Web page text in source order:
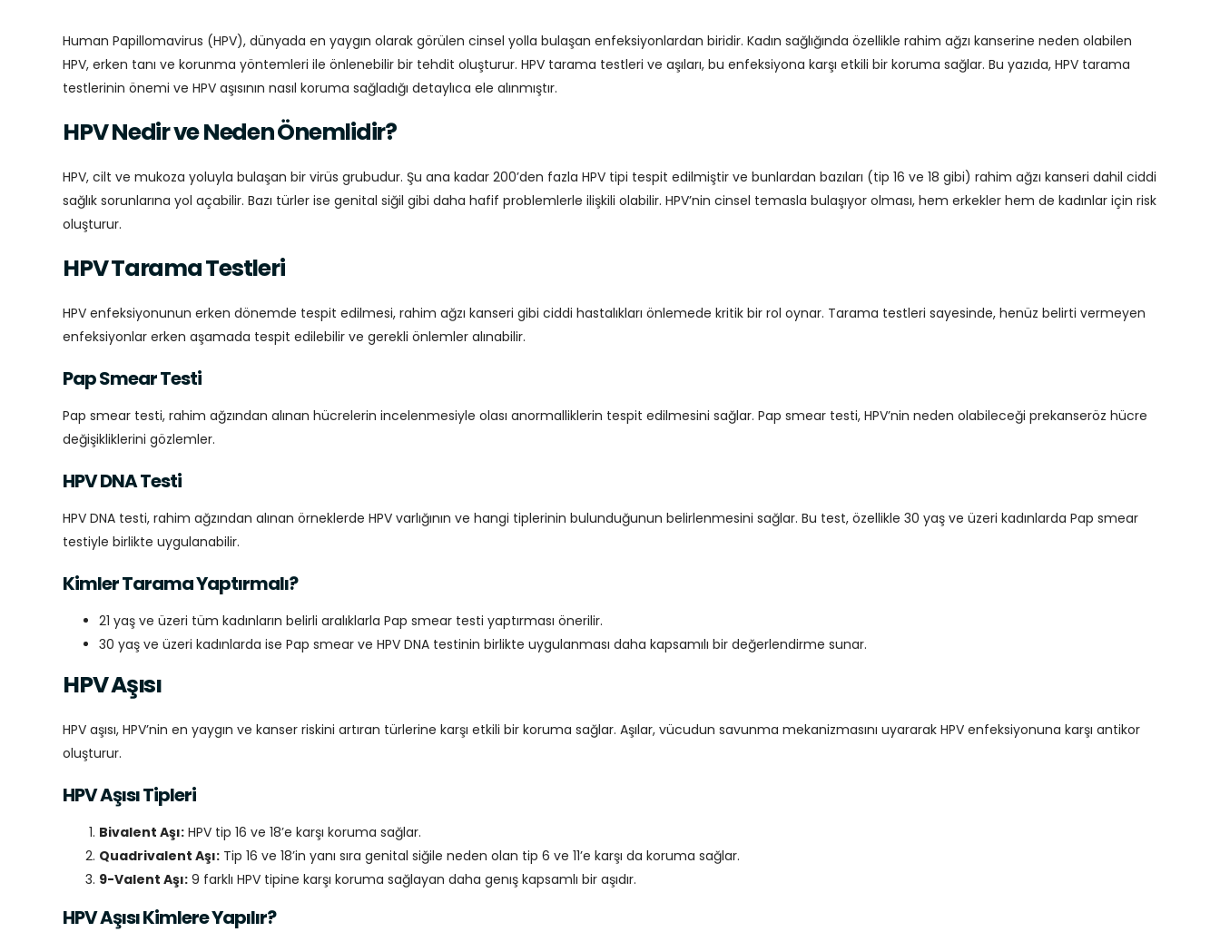
Human Papillomavirus (HPV), dünyada en yaygın olarak görülen cinsel yolla bulaşan enfeksiyonlardan biridir. Kadın sağlığında özellikle rahim ağzı kanserine neden olabilen
HPV, erken tanı ve korunma yöntemleri ile önlenebilir bir tehdit oluşturur. HPV tarama testleri ve aşıları, bu enfeksiyona karşı etkili bir koruma sağlar. Bu yazıda, HPV tarama
testlerinin önemi ve HPV aşısının nasıl koruma sağladığı detaylıca ele alınmıştır.
HPV Nedir ve Neden Önemlidir?
HPV, cilt ve mukoza yoluyla bulaşan bir virüs grubudur. Şu ana kadar 200’den fazla HPV tipi tespit edilmiştir ve bunlardan bazıları (tip 16 ve 18 gibi) rahim ağzı kanseri dahil ciddi
sağlık sorunlarına yol açabilir. Bazı türler ise genital siğil gibi daha hafif problemlerle ilişkili olabilir. HPV’nin cinsel temasla bulaşıyor olması, hem erkekler hem de kadınlar için risk
oluşturur.
HPV Tarama Testleri
HPV enfeksiyonunun erken dönemde tespit edilmesi, rahim ağzı kanseri gibi ciddi hastalıkları önlemede kritik bir rol oynar. Tarama testleri sayesinde, henüz belirti vermeyen
enfeksiyonlar erken aşamada tespit edilebilir ve gerekli önlemler alınabilir.
Pap Smear Testi
Pap smear testi, rahim ağzından alınan hücrelerin incelenmesiyle olası anormalliklerin tespit edilmesini sağlar. Pap smear testi, HPV’nin neden olabileceği prekanseröz hücre
değişikliklerini gözlemler.
HPV DNA Testi
HPV DNA testi, rahim ağzından alınan örneklerde HPV varlığının ve hangi tiplerinin bulunduğunun belirlenmesini sağlar. Bu test, özellikle 30 yaş ve üzeri kadınlarda Pap smear
testiyle birlikte uygulanabilir.
Kimler Tarama Yaptırmalı?
21 yaş ve üzeri tüm kadınların belirli aralıklarla Pap smear testi yaptırması önerilir.
30 yaş ve üzeri kadınlarda ise Pap smear ve HPV DNA testinin birlikte uygulanması daha kapsamılı bir değerlendirme sunar.
HPV Aşısı
HPV aşısı, HPV’nin en yaygın ve kanser riskini artıran türlerine karşı etkili bir koruma sağlar. Aşılar, vücudun savunma mekanizmasını uyararak HPV enfeksiyonuna karşı antikor
oluşturur.
HPV Aşısı Tipleri
Bivalent Aşı: HPV tip 16 ve 18’e karşı koruma sağlar.
Quadrivalent Aşı: Tip 16 ve 18’in yanı sıra genital siğile neden olan tip 6 ve 11’e karşı da koruma sağlar.
9-Valent Aşı: 9 farklı HPV tipine karşı koruma sağlayan daha genış kapsamlı bir aşıdır.
HPV Aşısı Kimlere Yapılır?